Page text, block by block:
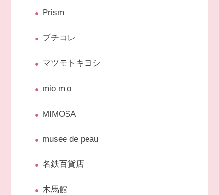
Prism
プチコレ
マツモトキヨシ
mio mio
MIMOSA
musee de peau
名鉄百貨店
木馬館